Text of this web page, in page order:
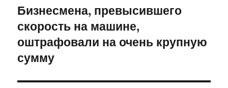
Следующая
запись:
Бизнесмена, превысившего
скорость на машине,
оштрафовали на очень крупную
сумму